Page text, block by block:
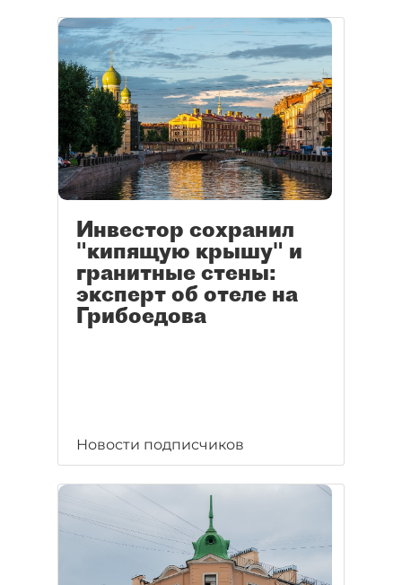
Инвестор сохранил
"кипящую крышу" и
гранитные стены:
эксперт об отеле на
Грибоедова
Новости подписчиков